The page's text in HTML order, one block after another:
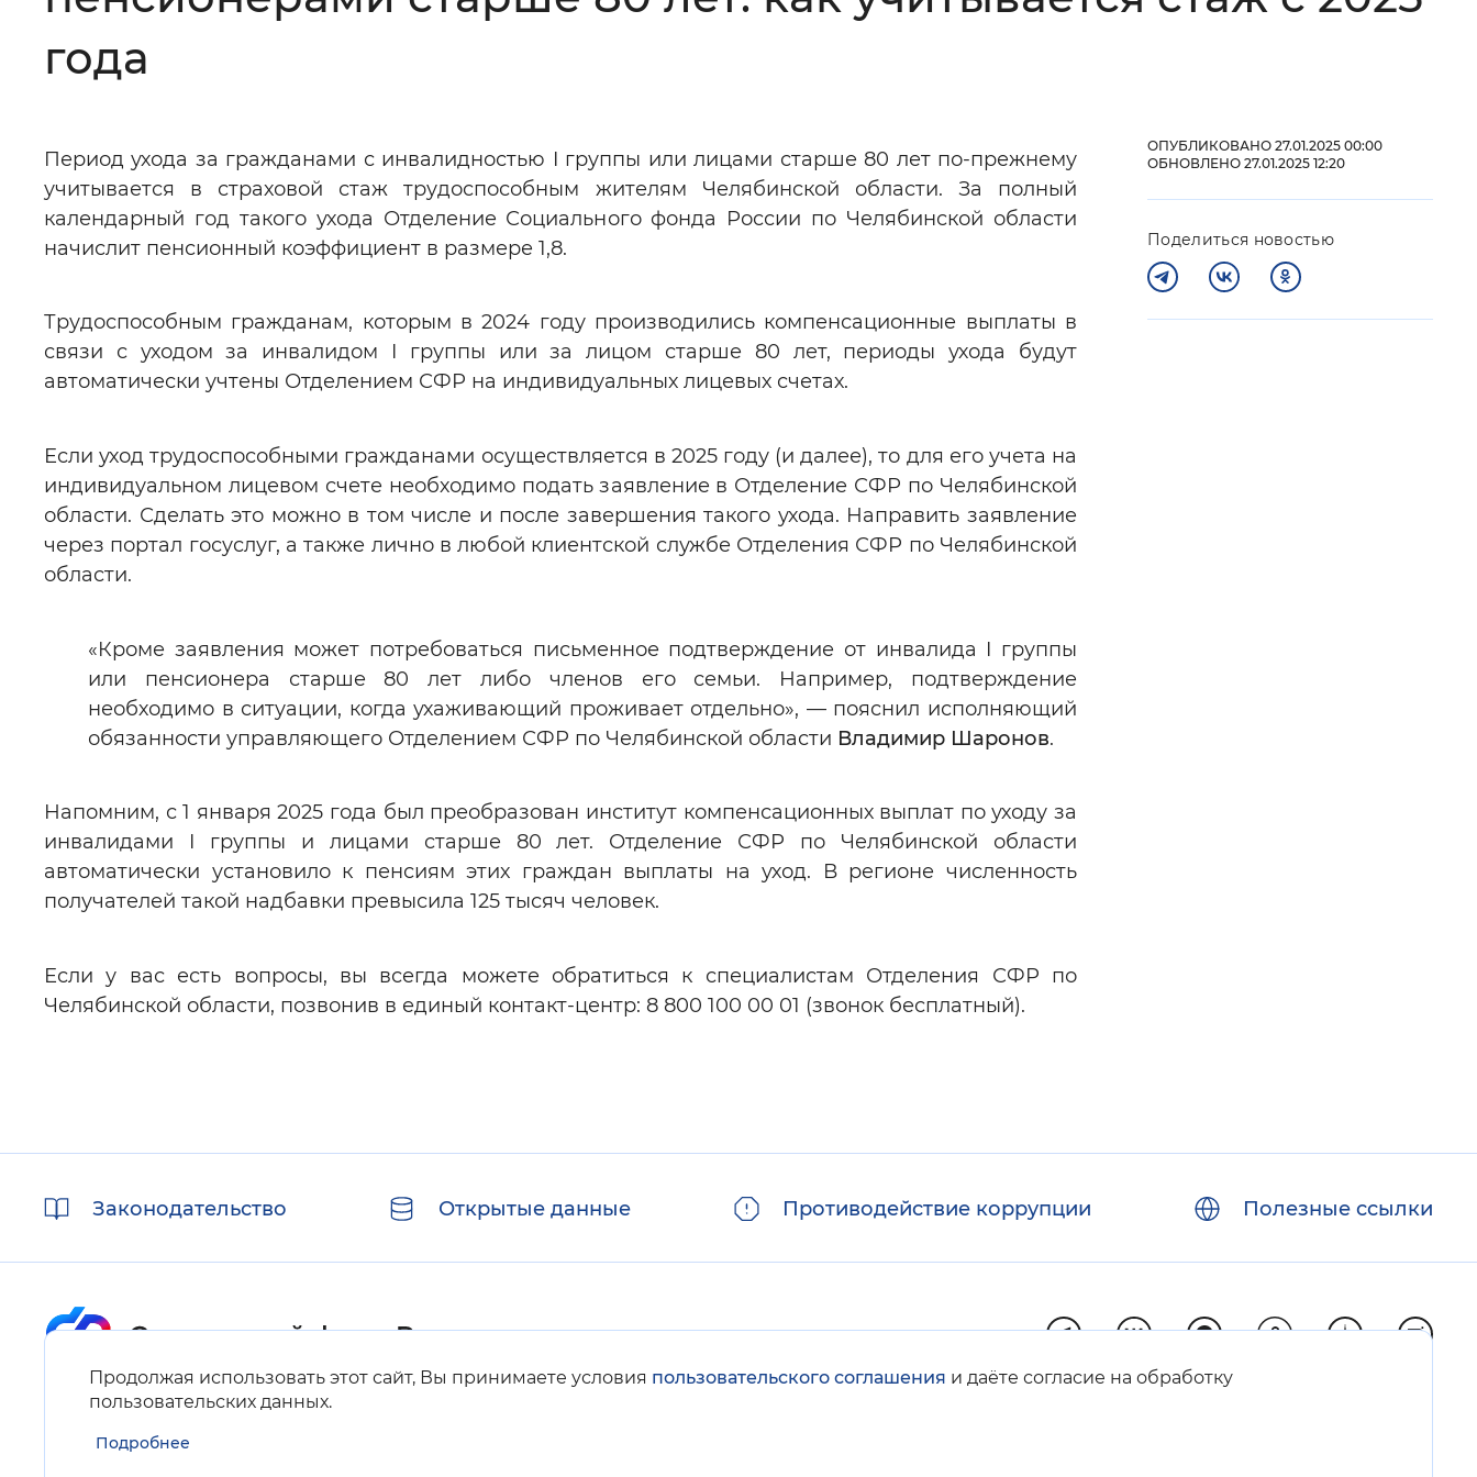
Звуковой ассистент: Воспроизвести Остановить Повторить
Вернуть стандартные настройки
года
Период ухода за гражданами с инвалидностью I группы или лицами старше 80 лет по-прежнему
учитывается в страховой стаж трудоспособным жителям Челябинской области. За полный
календарный год такого ухода Отделение Социального фонда России по Челябинской области
начислит пенсионный коэффициент в размере 1,8.
Трудоспособным гражданам, которым в 2024 году производились компенсационные выплаты в
связи с уходом за инвалидом I группы или за лицом старше 80 лет, периоды ухода будут
автоматически учтены Отделением СФР на индивидуальных лицевых счетах.
Если уход трудоспособными гражданами осуществляется в 2025 году (и далее), то для его учета на
индивидуальном лицевом счете необходимо подать заявление в Отделение СФР по Челябинской
области. Сделать это можно в том числе и после завершения такого ухода. Направить заявление
через портал госуслуг, а также лично в любой клиентской службе Отделения СФР по Челябинской
области.
«Кроме заявления может потребоваться письменное подтверждение от инвалида I группы
или пенсионера старше 80 лет либо членов его семьи. Например, подтверждение
необходимо в ситуации, когда ухаживающий проживает отдельно», — пояснил исполняющий
обязанности управляющего Отделением СФР по Челябинской области Владимир Шаронов.
Напомним, с 1 января 2025 года был преобразован институт компенсационных выплат по уходу за
инвалидами I группы и лицами старше 80 лет. Отделение СФР по Челябинской области
автоматически установило к пенсиям этих граждан выплаты на уход. В регионе численность
получателей такой надбавки превысила 125 тысяч человек.
Если у вас есть вопросы, вы всегда можете обратиться к специалистам Отделения СФР по
Челябинской области, позвонив в единый контакт-центр: 8 800 100 00 01 (звонок бесплатный).
ОПУБЛИКОВАНО 27.01.2025 00:00
ОБНОВЛЕНО 27.01.2025 12:20
Поделиться новостью
Продолжая использовать этот сайт, Вы принимаете условия пользовательского соглашения и даёте согласие на обработку
пользовательских данных.
Подробнее
ссылкиЗаконодательство Открытые данные Противодействие коррупции Полезные ссылки
Карта сайта
Нашли ошибку на сайте?